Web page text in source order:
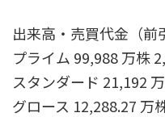
出来高・売買代金（前
プライム 99,988 万株
スタンダード 21,192
グロース 12,288.27 万